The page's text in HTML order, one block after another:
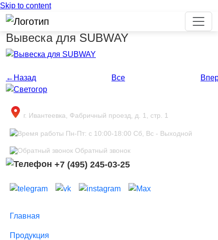
Skip to content
Вывеска для SUBWAY
← Назад Все
г. Ивантеевка, Фабричный проезд, д. 1, стр. 1
Пн-Пт: с 10:00-18:00 Сб, Вс - Выходной
Обратный звонок
+7 (495) 245-03-25
Главная
Продукция